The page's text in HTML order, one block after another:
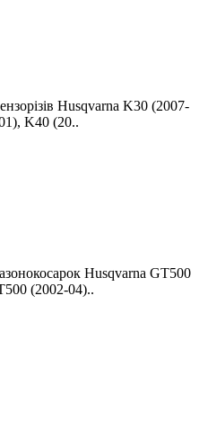
Husqvarna K30 (2007-
K40 (20..
Husqvarna GT500
(2002-04)..